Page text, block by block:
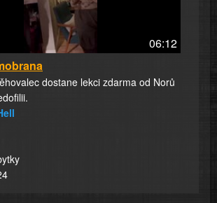
06:12
dostane lekci zdarma od Norů